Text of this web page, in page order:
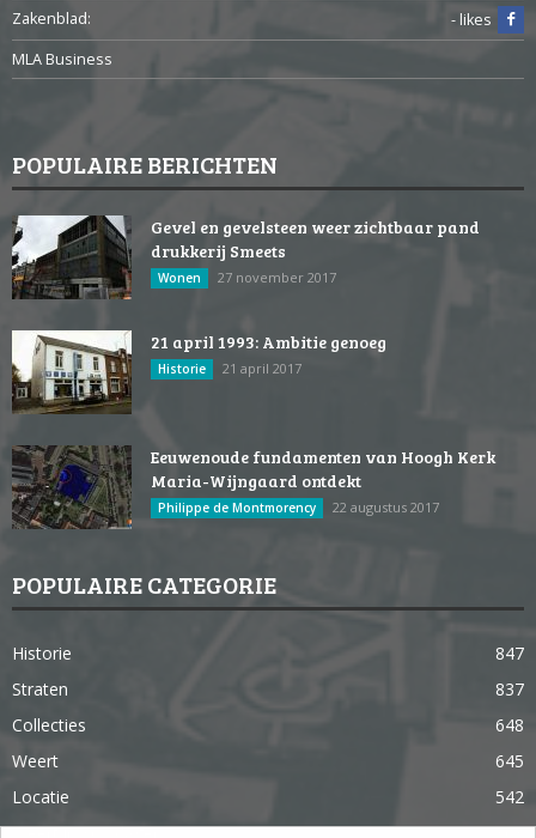
Zakenblad:
- likes
MLA Business
POPULAIRE BERICHTEN
Gevel en gevelsteen weer zichtbaar pand
drukkerij Smeets
Wonen 27 november 2017
21 april 1993: Ambitie genoeg
Historie 21 april 2017
Eeuwenoude fundamenten van Hoogh Kerk
Maria-Wijngaard ontdekt
Philippe de Montmorency 22 augustus 2017
POPULAIRE CATEGORIE
Historie
847
Straten
837
Collecties
648
Weert
645
Locatie
542
Weert in 365 dagen
363